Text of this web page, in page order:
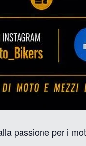
passione per i